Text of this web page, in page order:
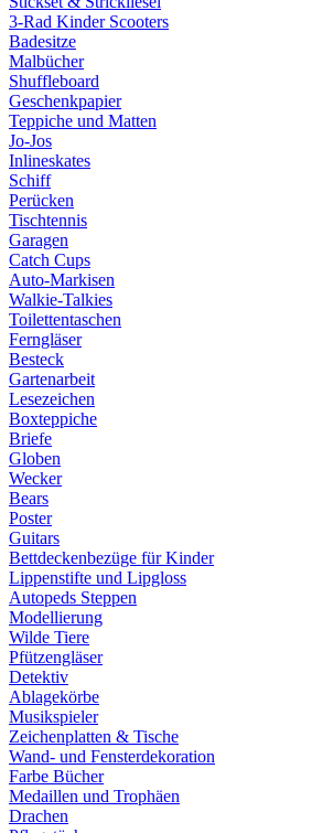
3-Rad Kinder Scooters
Badesitze
Malbücher
Shuffleboard
Geschenkpapier
Teppiche und Matten
Jo-Jos
Inlineskates
Schiff
Perücken
Tischtennis
Garagen
Catch Cups
Auto-Markisen
Walkie-Talkies
Toilettentaschen
Ferngläser
Besteck
Gartenarbeit
Lesezeichen
Boxteppiche
Briefe
Globen
Wecker
Bears
Poster
Guitars
Bettdeckenbezüge für Kinder
Lippenstifte und Lipgloss
Autopeds Steppen
Modellierung
Wilde Tiere
Pfützengläser
Detektiv
Ablagekörbe
Musikspieler
Zeichenplatten & Tische
Wand- und Fensterdekoration
Farbe Bücher
Medaillen und Trophäen
Drachen